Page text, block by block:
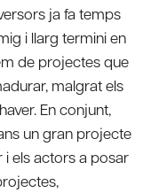
ja fa temps
i llarg termini en
de projectes que
malgrat els
En conjunt,
un gran projecte
els actors a posar